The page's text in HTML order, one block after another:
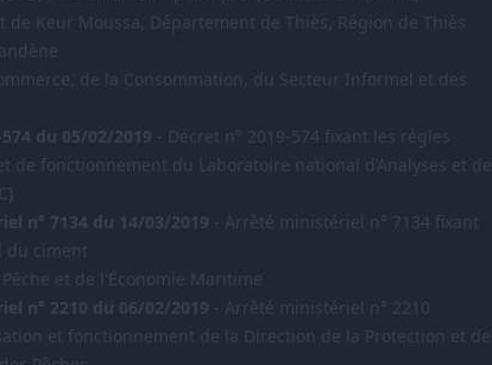
de Keur Moussa, Département de Thiès, Région de Thiès
de la Consommation, du Secteur Informel et des
du 05/02/2019 - Décret n° 2019-574 fixant les règles
de fonctionnement du Laboratoire national d’Analyses et de
n° 7134 du 14/03/2019 - Arrêté ministériel n° 7134 fixant
du ciment
et de l'Économie Maritime
n° 2210 du 06/02/2019 - Arrêté ministériel n° 2210
et fonctionnement de la Direction de la Protection et de